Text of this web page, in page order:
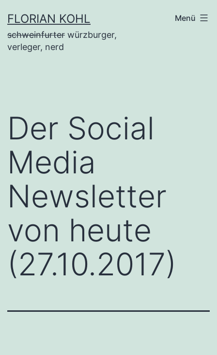
Inhalt
springen
FLORIAN KOHL
schweinfurter würzburger,
verleger, nerd
Menü
Der Social
Media
Newsletter
von heute
(27.10.2017)